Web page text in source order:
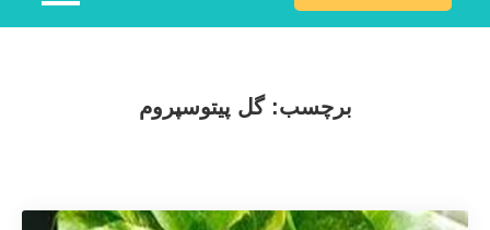
برچسب:گل پیتوسپروم